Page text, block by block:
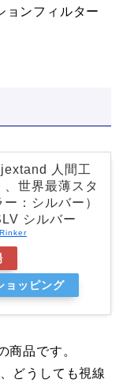
ョンフィルター
人間工
、世界最薄スタ
：シルバー）
シルバー
Rinker
ョッピング
商品です。
どうしても視線